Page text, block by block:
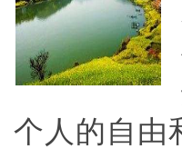
个人的自由